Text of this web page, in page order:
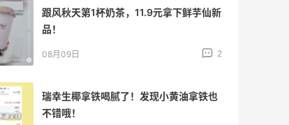
跟风秋天第1杯奶茶，11.9元拿下鲜芋仙新
品！
08月09日 2
瑞幸生椰拿铁喝腻了！发现小黄油拿铁也
不错哦！